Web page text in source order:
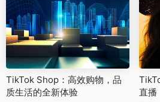
TikTok Shop：高效购物，品
质生活的全新体验
直播